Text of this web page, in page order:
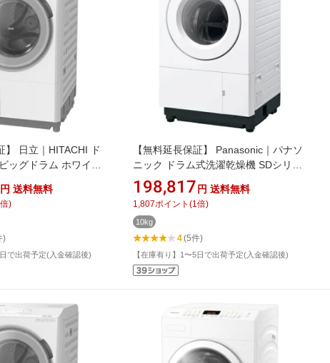
】 日立｜HITACHI ド
ッグドラム ホワイト
[洗濯13.0kg /乾燥
ートポンプ乾燥]
円 送料無料
倍)
)
で出荷予定(入金確認後)
【無料延長保証】 Panasonic｜パナソ
ニック ドラム式洗濯乾燥機 SDシリー
ズ Hタイプ マットホワイト NA-
SD10HBL-W [洗濯10.0kg /乾燥5.0kg /
左開き /ヒーター乾燥(排気タイプ)]
198,817 円 送料無料
1,807ポイント (1 倍)
10kg
4(5件)
【在庫有り】1〜5日で出荷予定(入金確認後)